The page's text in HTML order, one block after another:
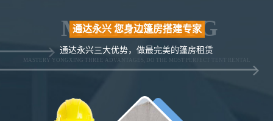
MASTERY YONGXING
通达永兴 您身边篷房搭建专家
通达永兴三大优势，做最完美的篷房租赁
MASTERY YONGXING THREE ADVANTAGES, DO THE MOST PERFECT TENT RENTAL